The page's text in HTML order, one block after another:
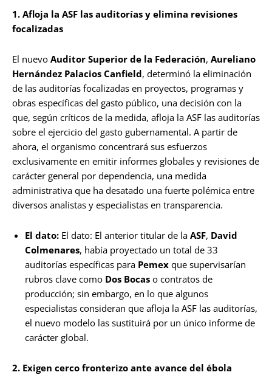
1. Afloja la ASF las auditorías y elimina revisiones
focalizadas
El nuevo Auditor Superior de la Federación, Aureliano
Hernández Palacios Canfield, determinó la eliminación
de las auditorías focalizadas en proyectos, programas y
obras específicas del gasto público, una decisión con la
que, según críticos de la medida, afloja la ASF las auditorías
sobre el ejercicio del gasto gubernamental. A partir de
ahora, el organismo concentrará sus esfuerzos
exclusivamente en emitir informes globales y revisiones de
carácter general por dependencia, una medida
administrativa que ha desatado una fuerte polémica entre
diversos analistas y especialistas en transparencia.
El dato: El dato: El anterior titular de la ASF, David
Colmenares, había proyectado un total de 33
auditorías específicas para Pemex que supervisarían
rubros clave como Dos Bocas o contratos de
producción; sin embargo, en lo que algunos
especialistas consideran que afloja la ASF las auditorías,
el nuevo modelo las sustituirá por un único informe de
carácter global.
2. Exigen cerco fronterizo ante avance del ébola